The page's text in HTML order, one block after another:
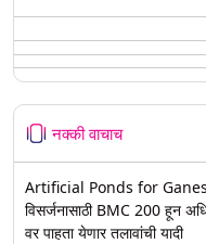
नक्की वाचाच
Artificial Ponds for
विसर्जनासाठी BMC 200 हून
वर पाहता येणार तलावांची यादी